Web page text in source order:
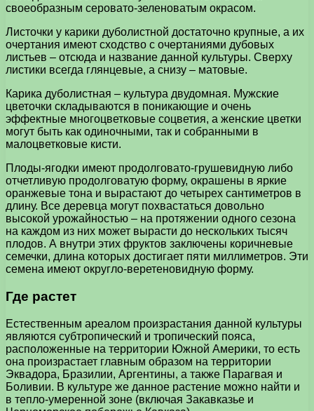
своеобразным серовато-зеленоватым окрасом.
Листочки у карики дуболистной достаточно крупные, а их
очертания имеют сходство с очертаниями дубовых
листьев – отсюда и название данной культуры. Сверху
листики всегда глянцевые, а снизу – матовые.
Карика дуболистная – культура двудомная. Мужские
цветочки складываются в поникающие и очень
эффектные многоцветковые соцветия, а женские цветки
могут быть как одиночными, так и собранными в
малоцветковые кисти.
Плоды-ягодки имеют продолговато-грушевидную либо
отчетливую продолговатую форму, окрашены в яркие
оранжевые тона и вырастают до четырех сантиметров в
длину. Все деревца могут похвастаться довольно
высокой урожайностью – на протяжении одного сезона
на каждом из них может вырасти до нескольких тысяч
плодов. А внутри этих фруктов заключены коричневые
семечки, длина которых достигает пяти миллиметров. Эти
семена имеют округло-веретеновидную форму.
Где растет
Естественным ареалом произрастания данной культуры
являются субтропический и тропический пояса,
расположенные на территории Южной Америки, то есть
она произрастает главным образом на территории
Эквадора, Бразилии, Аргентины, а также Парагвая и
Боливии. В культуре же данное растение можно найти и
в тепло-умеренной зоне (включая Закавказье и